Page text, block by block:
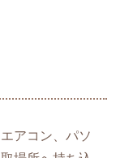
アコン、パソ